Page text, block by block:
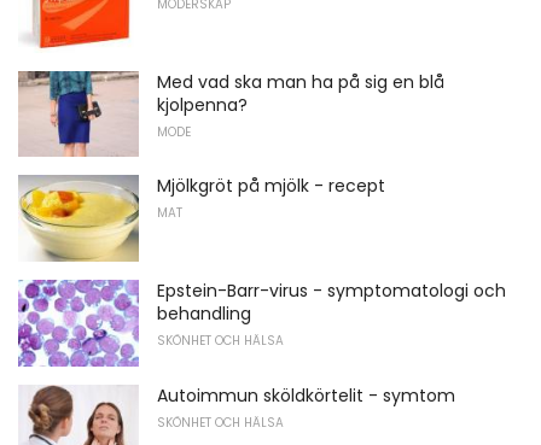
MODERSKAP
Med vad ska man ha på sig en blå
kjolpenna?
MODE
Mjölkgröt på mjölk - recept
MAT
Epstein-Barr-virus - symptomatologi och
behandling
SKÖNHET OCH HÄLSA
Autoimmun sköldkörtelit - symtom
SKÖNHET OCH HÄLSA